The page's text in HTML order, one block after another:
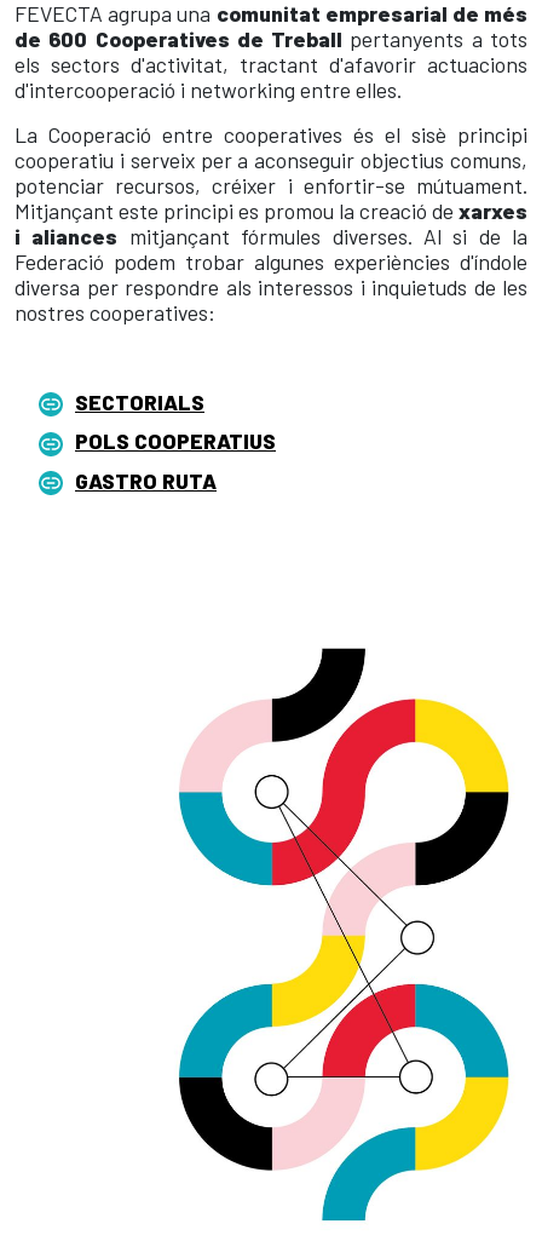
FEVECTA agrupa una comunitat empresarial de més
de 600 Cooperatives de Treball pertanyents a tots
els sectors d'activitat, tractant d'afavorir actuacions
d'intercooperació i networking entre elles.
La Cooperació entre cooperatives és el sisè principi
cooperatiu i serveix per a aconseguir objectius comuns,
potenciar recursos, créixer i enfortir-se mútuament.
Mitjançant este principi es promou la creació de xarxes
i aliances mitjançant fórmules diverses. Al si de la
Federació podem trobar algunes experiències d'índole
diversa per respondre als interessos i inquietuds de les
nostres cooperatives:
SECTORIALS
POLS COOPERATIUS
GASTRO RUTA